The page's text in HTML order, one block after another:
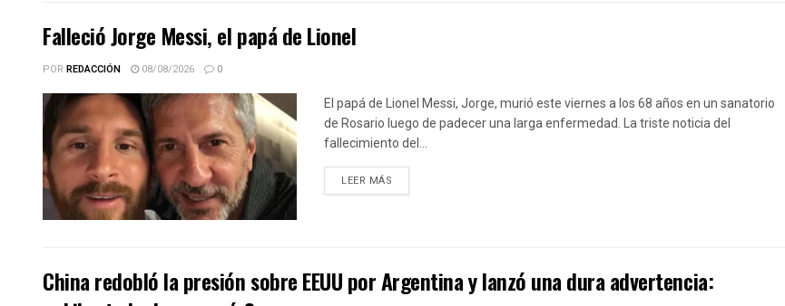
Falleció Jorge Messi, el papá de Lionel
POR REDACCIÓN 08/08/2026 0
El papá de Lionel Messi, Jorge, murió este viernes a los 68 años en un sanatorio
de Rosario luego de padecer una larga enfermedad. La triste noticia del
fallecimiento del...
LEER MÁS
China redobló la presión sobre EEUU por Argentina y lanzó una dura advertencia: